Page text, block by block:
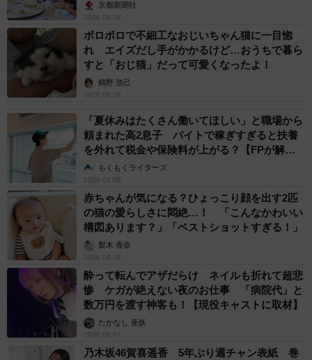
京都新聞社
2026.08.08
ボロボロで不細工なおじいちゃん猫に一目惚
れ エイズだし手がかかるけど…おうちで暮ら
すと「おじ猫」だって可愛くなったよ！
鶴野 浩己
2026.08.08
「夏休みはたくさん働いてほしい」と職場から
頼まれた高2息子 バイトで稼ぎすぎると扶養
を外れて税金や保険料が上がる？【FPが解
説】もくもくライターズ
2026.08.08
赤ちゃんが気になる？ひょっこり顔を出す2匹
の猫の愛らしさに悶絶…！ 「こんなかわいい
構図あります？」「ベストショットすぎる！」
梨木 香奈
2026.08.08
酔って転んでアザだらけ ネイルも折れて超悲
惨 ケガが絶えない夜のお仕事 「病院代」と
数万円を渡す神客も！【現役キャストに取材】
たかなし 亜妖
2026.08.07
乃木坂46賀喜遥香 5年ぶり週チャン表紙 巻